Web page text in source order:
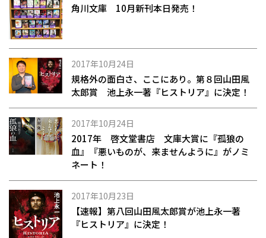
角川文庫 10月新刊本日発売！
2017年10月24日
規格外の面白さ、ここにあり。第８回山田風
太郎賞 池上永一著『ヒストリア』に決定！
2017年10月24日
2017年 啓文堂書店 文庫大賞に『孤狼の
血』『悪いものが、来ませんように』がノミ
ネート！
2017年10月23日
【速報】第八回山田風太郎賞が池上永一著
『ヒストリア』に決定！